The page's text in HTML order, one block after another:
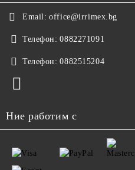
Email: office@irrimex.bg
Телефон: 0882271091
Телефон: 0882515204
Ние работим с